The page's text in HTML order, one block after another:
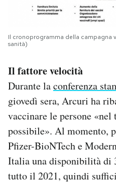
Il cronoprogramma della campagna
sanità)
Il fattore velocità
Durante laconferenza
giovedì sera, Arcuri ha
vaccinare le persone «nel
possibile». Al momento,
Pfizer-BioNTech e
Italia una disponibilità di
tutto il 2021, quindi